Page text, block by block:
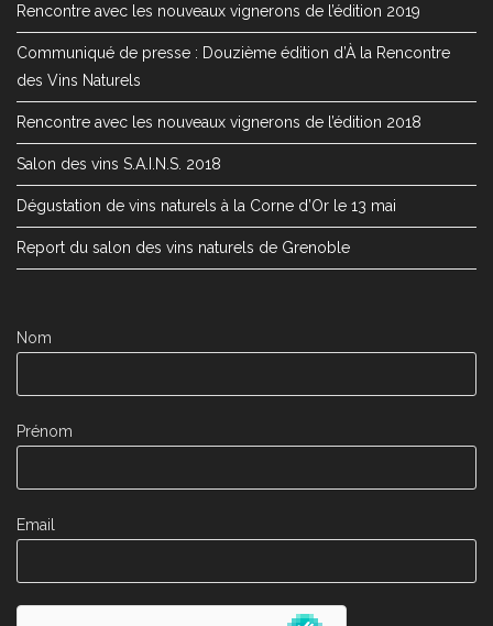
Rencontre avec les nouveaux vignerons de l’édition 2019
Communiqué de presse : Douzième édition d’À la Rencontre
des Vins Naturels
Rencontre avec les nouveaux vignerons de l’édition 2018
Salon des vins S.A.I.N.S. 2018
Dégustation de vins naturels à la Corne d’Or le 13 mai
Report du salon des vins naturels de Grenoble
Nom
Prénom
Email